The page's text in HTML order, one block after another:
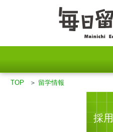
TOP ＞ 留学情報
採